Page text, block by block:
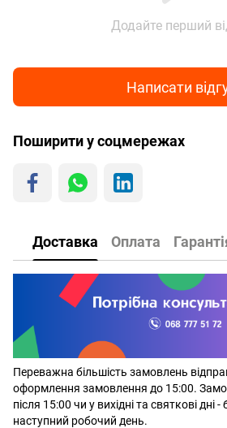
Додайте перший
Написати
Поширити у соцмережах
Доставка Оплата
Переважна більшість замовлень
оформлення замовлення до 15:00.
після 15:00 чи у вихідні та святкові дні -
наступний робочий день.